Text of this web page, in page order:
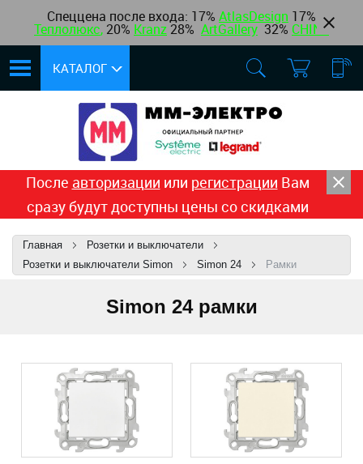
Спеццена после входа: 17% AtlasDesign 17%
Теплолюкс, 20% Kranz 28% ArtGallery 32% CHINT
КАТАЛОГ
После авторизации или регистрации Вам
сразу будут доступны цены со скидками
Главная
Розетки и выключатели
Розетки и выключатели Simon
Simon 24 Рамки
Simon 24 рамки